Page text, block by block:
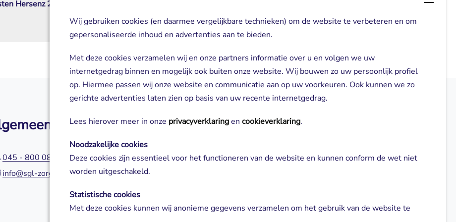
Wij gebruiken cookies (en daarmee vergelijkbare technieken) om de website te verbeteren en om
gepersonaliseerde inhoud en advertenties aan te bieden.
Met deze cookies verzamelen wij en onze partners informatie over u en volgen we uw
internetgedrag binnen en mogelijk ook buiten onze website. Wij bouwen zo uw persoonlijk profiel
op. Hiermee passen wij onze website en communicatie aan op uw voorkeuren. Ook kunnen we zo
gerichte advertenties laten zien op basis van uw recente internetgedrag.
Lees hierover meer in onze privacyverklaringen cookieverklaring.
Noodzakelijke cookies
Deze cookies zijn essentieel voor het functioneren van de website en kunnen conform de wet niet
worden uitgeschakeld.
Statistische cookies
Met deze cookies kunnen wij anonieme gegevens verzamelen om het gebruik van de website te
Hersenz 2026
07 september 2026
045 - 800 0800
info@sgl-zorg.nl
Zorg of aanmelden
045 - 800 0580
Locaties